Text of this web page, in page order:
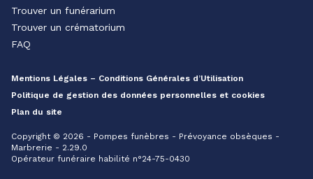
Trouver un funérarium
Trouver un crématorium
FAQ
Mentions Légales – Conditions Générales d’Utilisation
Politique de gestion des données personnelles et cookies
Plan du site
Copyright © 2026 - Pompes funèbres - Prévoyance obsèques -
Marbrerie - 2.29.0
Opérateur funéraire habilité n°24-75-0430